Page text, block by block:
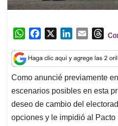
W
a
t
s
A
p
p
c
e
b
o
o
k
n
k
e
d
I
n
a
i
l
T
r
e
a
d
s
Como anuncié previamente
escenarios posibles en esta
deseo de cambio del
opciones y le impidió al Pacto